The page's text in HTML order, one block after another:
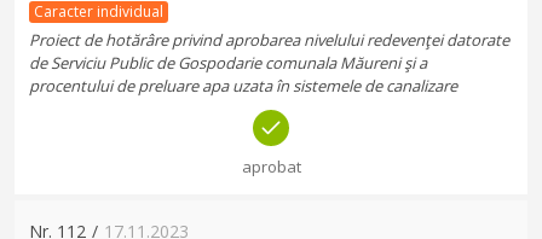
Caracter individual
Proiect de hotărâre privind aprobarea nivelului redevenţei datorate
de Serviciu Public de Gospodarie comunala Măureni şi a
procentului de preluare apa uzata în sistemele de canalizare
aprobat
Nr. 112 / 17.11.2023